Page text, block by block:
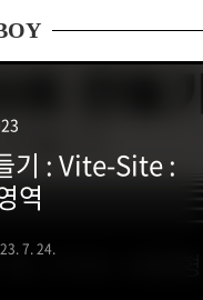
기 : Vite-Site :
역
7. 24.